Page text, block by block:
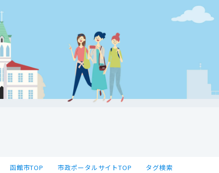
函館市TOP 市政ポータルサイトTOP
タグ検索